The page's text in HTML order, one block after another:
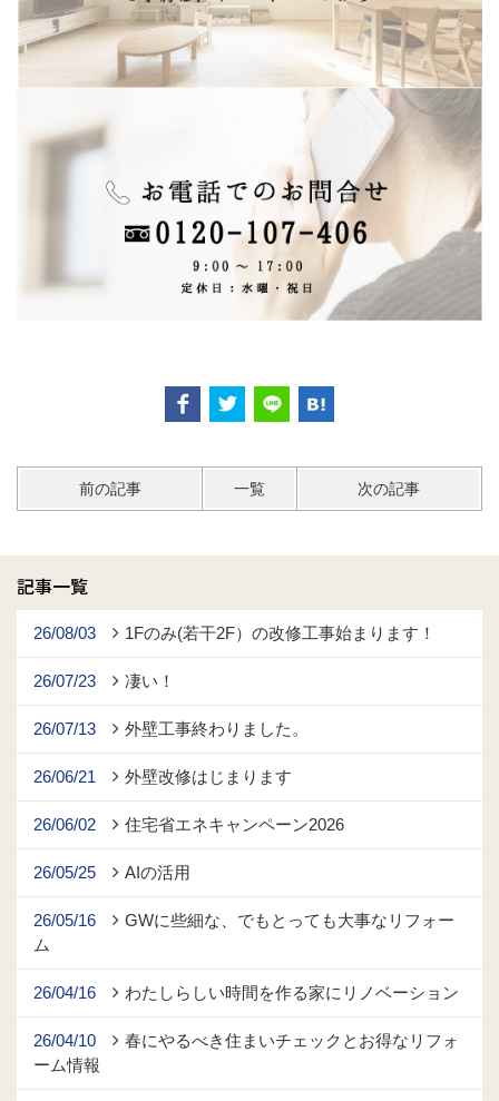
前の記事 一覧 次の記事
記事一覧
26/08/03 1Fのみ(若干2F）の改修工事始まります！
26/07/23 凄い！
26/07/13 外壁工事終わりました。
26/06/21 外壁改修はじまります
26/06/02 住宅省エネキャンペーン2026
26/05/25 AIの活用
26/05/16
GWに些細な、でもとっても大事なリフォー
ム
26/04/16 わたしらしい時間を作る家にリノベーション
26/04/10
春にやるべき住まいチェックとお得なリフォ
ーム情報